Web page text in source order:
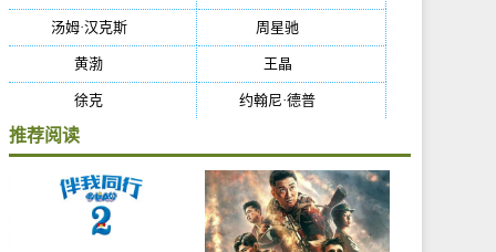
汤姆·汉克斯(27) 周星驰
黄渤 王晶
徐克 约翰尼·德普
推荐阅读